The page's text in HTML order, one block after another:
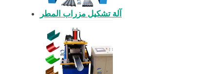
آلة تشكيل مزراب المطر